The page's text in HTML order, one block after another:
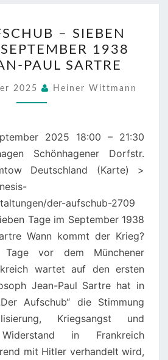
AUFSCHUB
–
SIEBEN
TAGE
IM
1938
VON
JEAN-
SARTRE
– SIEBEN
1938
PAUL SARTRE
2025 Heiner Wittmann
2025 18:00 – 21:30
Schönhagener Dorfstr.
Deutschland (Karte) >
der-aufschub-2709
Tage im September 1938
Wann kommt der Krieg?
vor dem Münchener
wartet auf den ersten
Jean-Paul Sartre hat in
Aufschub“ die Stimmung
Kriegsangst und
in Frankreich
mit Hitler verhandelt wird,